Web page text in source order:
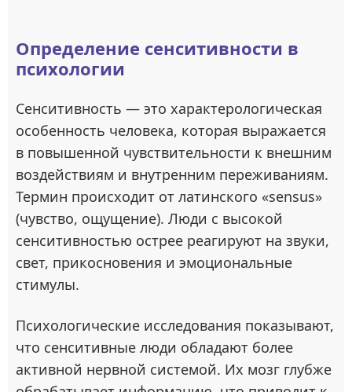
Определение сенситивности в
психологии
Сенситивность — это характерологическая
особенность человека, которая выражается
в повышенной чувствительности к внешним
воздействиям и внутренним переживаниям.
Термин происходит от латинского «sensus»
(чувство, ощущение). Люди с высокой
сенситивностью острее реагируют на звуки,
свет, прикосновения и эмоциональные
стимулы.
Психологические исследования показывают,
что сенситивные люди обладают более
активной нервной системой. Их мозг глубже